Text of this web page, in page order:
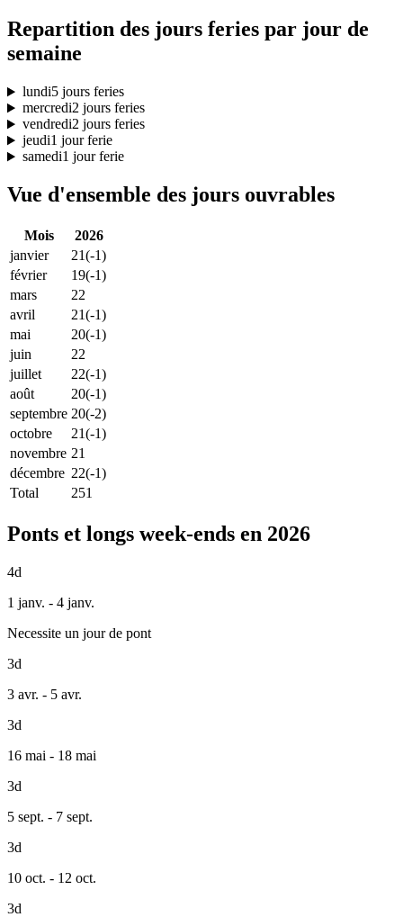
Repartition des jours feries par jour de
semaine
lundi5 jours feries
mercredi2 jours feries
vendredi2 jours feries
jeudi1 jour ferie
samedi1 jour ferie
Vue d'ensemble des jours ouvrables
Mois
2026
janvier
21(-1)
février
19(-1)
mars
22
avril
21(-1)
mai
20(-1)
juin
22
juillet
22(-1)
août
20(-1)
septembre 20(-2)
octobre
21(-1)
novembre 21
décembre 22(-1)
Total
251
Ponts et longs week-ends en 2026
4d
1 janv. - 4 janv.
Necessite un jour de pont
3d
3 avr. - 5 avr.
3d
16 mai - 18 mai
3d
5 sept. - 7 sept.
3d
10 oct. - 12 oct.
3d